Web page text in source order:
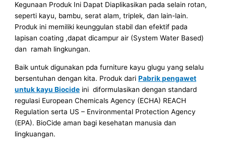
Kegunaan Produk Ini Dapat Diaplikasikan pada selain rotan,
seperti kayu, bambu, serat alam, triplek, dan lain-lain.
Produk ini memiliki keunggulan stabil dan efektif pada
lapisan coating ,dapat dicampur air (System Water Based)
dan ramah lingkungan.
Baik untuk digunakan pda furniture kayu glugu yang selalu
bersentuhan dengan kita. Produk dariPabrik pengawet
untuk kayu Biocide ini diformulasikan dengan standard
regulasi European Chemicals Agency (ECHA) REACH
Regulation serta US – Environmental Protection Agency
(EPA). BioCide aman bagi kesehatan manusia dan
lingkuangan.